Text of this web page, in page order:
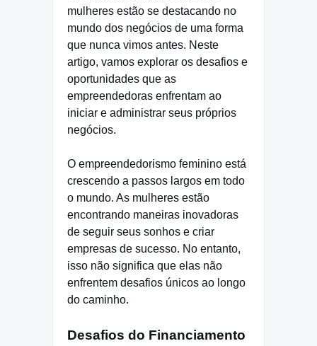
mulheres estão se destacando no
mundo dos negócios de uma forma
que nunca vimos antes. Neste
artigo, vamos explorar os desafios e
oportunidades que as
empreendedoras enfrentam ao
iniciar e administrar seus próprios
negócios.
O empreendedorismo feminino está
crescendo a passos largos em todo
o mundo. As mulheres estão
encontrando maneiras inovadoras
de seguir seus sonhos e criar
empresas de sucesso. No entanto,
isso não significa que elas não
enfrentem desafios únicos ao longo
do caminho.
Desafios do Financiamento